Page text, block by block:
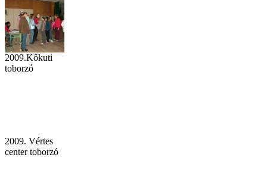
2009.Kőkuti
toborzó
2009. Vértes
center toborzó